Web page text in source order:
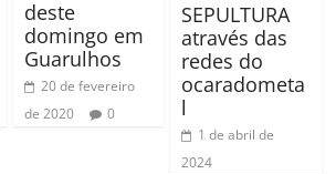
deste
domingo em
Guarulhos
20 de fevereiro
de 2020
0
SEPULTURA
através das
redes do
ocaradometa
l
1 de abril de
2024